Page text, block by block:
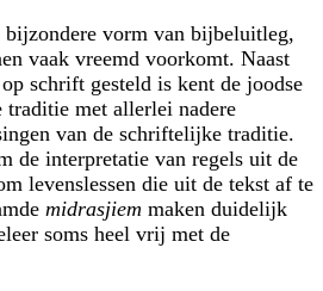
bijzondere vorm van bijbeluitleg,
vaak vreemd voorkomt. Naast
schrift gesteld is kent de joodse
traditie met allerlei nadere
van de schriftelijke traditie.
de interpretatie van regels uit de
levenslessen die uit de tekst af te
midrasjiem maken duidelijk
soms heel vrij met de